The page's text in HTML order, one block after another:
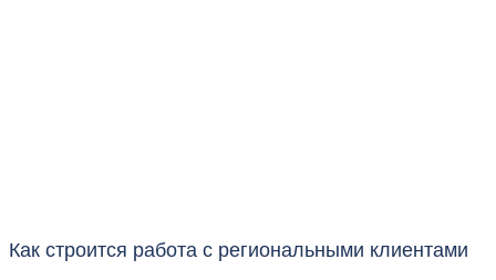
Как строится работа с региональными клиентами